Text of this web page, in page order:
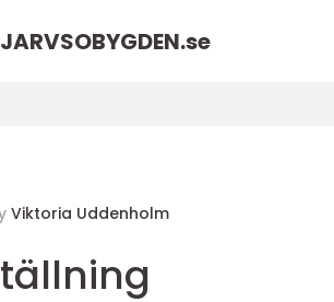
JARVSOBYGDEN.se
Viktoria Uddenholm